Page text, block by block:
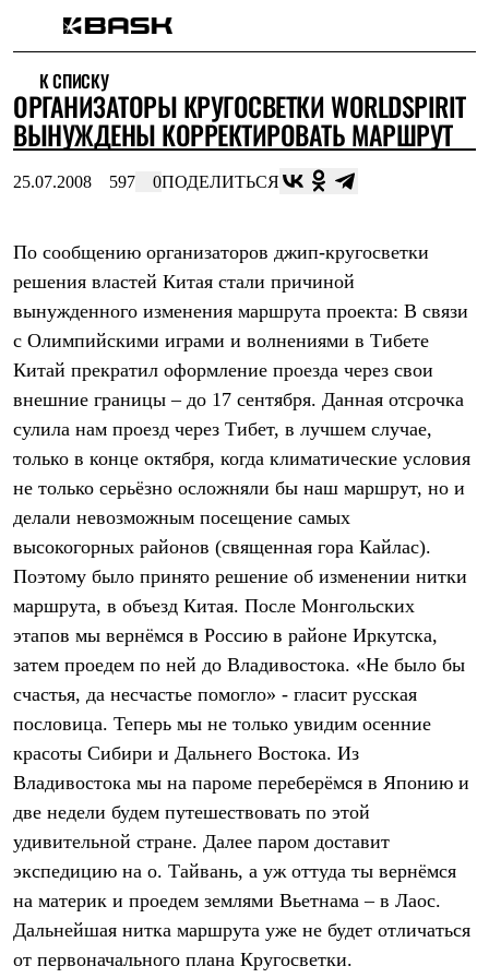
Интернет-магазин
Мужская одежда
Утепленная пухом
Куртки
Жилеты
Куртки
Штормовая одежда
Куртки
Брюки
Софтшелл одежда
Куртки
Брюки
Флисовая одежда
Куртки
Брюки
Термобелье
Теплое термобелье
Среднее термобелье
Легкое термобелье
Лёгкая одежда
Футболки
Рубашки
Толстовки
Брюки
Женская одежда
Утепленная пухом
Брюки
Жилеты
Утепленная синтетикой
Брюки
Штормовая одежда
Софтшелл одежда
Куртки
Брюки
Лёгкая одежда
К СПИСКУ
ОРГАНИЗАТОРЫ КРУГОСВЕТКИ WORLDSPIRIT
ВЫНУЖДЕНЫ КОРРЕКТИРОВАТЬ МАРШРУТ
25.07.2008 597 0ПОДЕЛИТЬСЯ
По сообщению организаторов джип-кругосветки
решения властей Китая стали причиной
вынужденного изменения маршрута проекта: В связи
с Олимпийскими играми и волнениями в Тибете
Китай прекратил оформление проезда через свои
внешние границы – до 17 сентября. Данная отсрочка
сулила нам проезд через Тибет, в лучшем случае,
только в конце октября, когда климатические условия
не только серьёзно осложняли бы наш маршрут, но и
делали невозможным посещение самых
высокогорных районов (священная гора Кайлас).
Поэтому было принято решение об изменении нитки
маршрута, в объезд Китая. После Монгольских
этапов мы вернёмся в Россию в районе Иркутска,
затем проедем по ней до Владивостока. «Не было бы
счастья, да несчастье помогло» - гласит русская
пословица. Теперь мы не только увидим осенние
красоты Сибири и Дальнего Востока. Из
Владивостока мы на пароме переберёмся в Японию и
две недели будем путешествовать по этой
удивительной стране. Далее паром доставит
экспедицию на о. Тайвань, а уж оттуда ты вернёмся
на материк и проедем землями Вьетнама – в Лаос.
Дальнейшая нитка маршрута уже не будет отличаться
от первоначального плана Кругосветки.